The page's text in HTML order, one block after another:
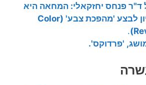
ד"ר פנחס יחזקאלי: המחאה היא
בעצם ניסיון לבצע 'מהפכת צבע' (Color
.
'פרדוקס'.